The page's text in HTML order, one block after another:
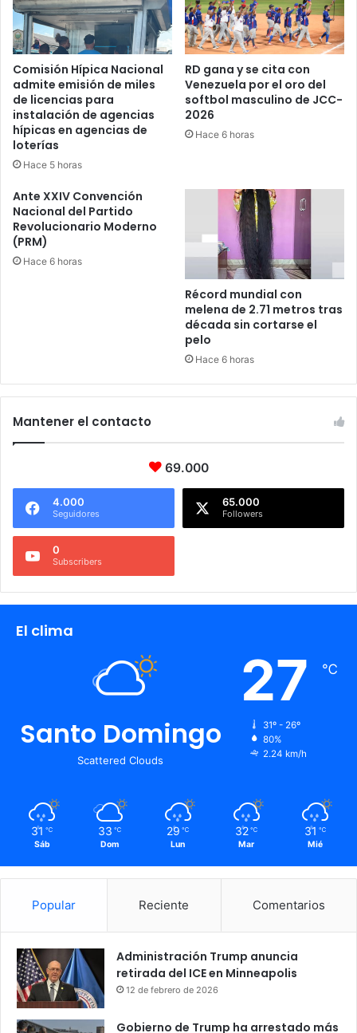
Comisión Hípica Nacional
admite emisión de miles
de licencias para
instalación de agencias
hípicas en agencias de
loterías
Hace 5 horas
RD gana y se cita con
Venezuela por el oro del
softbol masculino de JCC-
2026
Hace 6 horas
Ante XXIV Convención
Nacional del Partido
Revolucionario Moderno
(PRM)
Hace 6 horas
Récord mundial con
melena de 2.71 metros tras
década sin cortarse el
pelo
Hace 6 horas
Mantener el contacto
69.000
4.000
Seguidores
65.000
Followers
0
Subscribers
El clima
Santo Domingo
Scattered Clouds
27 ℃
31º - 26º
80%
2.24 km/h
31 ℃
Sáb
33 ℃
Dom
29 ℃
Lun
32 ℃
Mar
31 ℃
Mié
Popular Reciente Comentarios
Administración Trump anuncia
retirada del ICE en Minneapolis
12 de febrero de 2026
Gobierno de Trump ha arrestado más